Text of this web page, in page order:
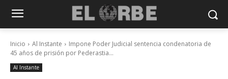
Inicio Al Instante
Impone Poder Judicial sentencia condenatoria de
45 años de prisión por Pederastia...
Al Instante